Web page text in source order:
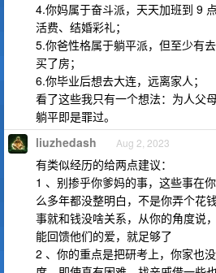
4.你妈属于奋斗派，天天加班到 9
活费、结婚彩礼；
5.你爸性格属于躺平派，但至少有
买了房；
6.你毕业后想去大连，远离家人；
看了这些我只有一个想法：为人父
躺平即是罪过。
liuzhedash Aug 2, 2023
有类似经历的给两点建议：
1 、别掺乎你爹妈的事，这些事在
么多年都没整明白，不是你弄个花
事就和钱没啥关系，从你的角度说
能回馈他们的爱，就足够了
2 、你的重点是把研考上，你家也